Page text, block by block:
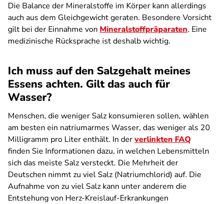
Die Balance der Mineralstoffe im Körper kann allerdings
auch aus dem Gleichgewicht geraten. Besondere Vorsicht
gilt bei der Einnahme von Mineralstoffpräparaten. Eine
medizinische Rücksprache ist deshalb wichtig.
Ich muss auf den Salzgehalt meines
Essens achten. Gilt das auch für
Wasser?
Menschen, die weniger Salz konsumieren sollen, wählen
am besten ein natriumarmes Wasser, das weniger als 20
Milligramm pro Liter enthält. In derverlinkten FAQ
finden Sie Informationen dazu, in welchen Lebensmitteln
sich das meiste Salz versteckt. Die Mehrheit der
Deutschen nimmt zu viel Salz (Natriumchlorid) auf. Die
Aufnahme von zu viel Salz kann unter anderem die
Entstehung von Herz-Kreislauf-Erkrankungen